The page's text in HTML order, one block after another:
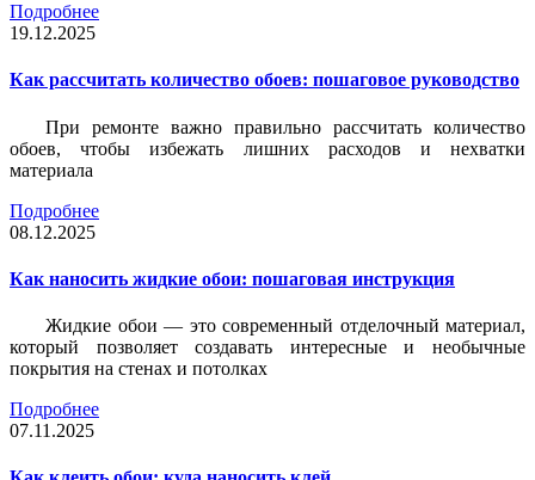
Подробнее
19.12.2025
Как рассчитать количество обоев: пошаговое руководство
При ремонте важно правильно рассчитать количество
обоев, чтобы избежать лишних расходов и нехватки
материала
Подробнее
08.12.2025
Как наносить жидкие обои: пошаговая инструкция
Жидкие обои — это современный отделочный материал,
который позволяет создавать интересные и необычные
покрытия на стенах и потолках
Подробнее
07.11.2025